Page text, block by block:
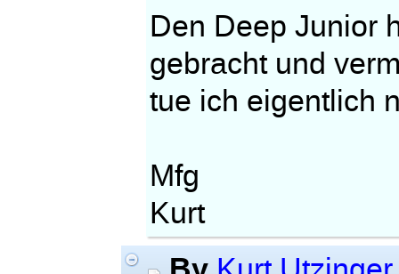
Den Deep Junior
gebracht und
tue ich eigentlich
Mfg
Kurt